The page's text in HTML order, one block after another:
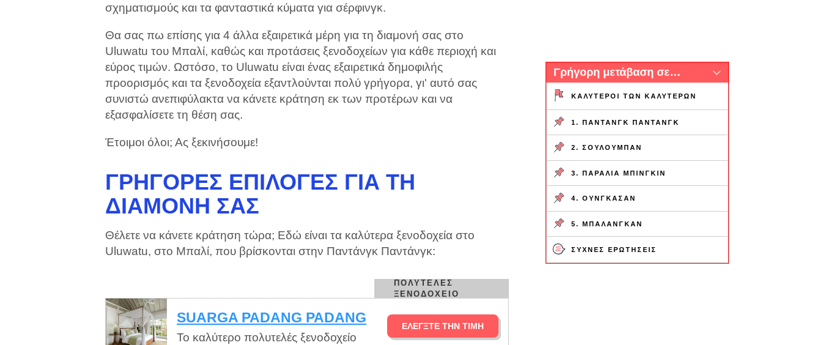
σχηματισμούς και τα φανταστικά κύματα για σέρφινγκ.
Θα σας πω επίσης για 4 άλλα εξαιρετικά μέρη για τη διαμονή σας στο
Uluwatu του Μπαλί, καθώς και προτάσεις ξενοδοχείων για κάθε περιοχή και
εύρος τιμών. Ωστόσο, το Uluwatu είναι ένας εξαιρετικά δημοφιλής
προορισμός και τα ξενοδοχεία εξαντλούνται πολύ γρήγορα, γι' αυτό σας
συνιστώ ανεπιφύλακτα να κάνετε κράτηση εκ των προτέρων και να
εξασφαλίσετε τη θέση σας.
Έτοιμοι όλοι; Ας ξεκινήσουμε!
ΓΡΉΓΟΡΕΣ ΕΠΙΛΟΓΈΣ ΓΙΑ ΤΗ
ΔΙΑΜΟΝΉ ΣΑΣ
Θέλετε να κάνετε κράτηση τώρα; Εδώ είναι τα καλύτερα ξενοδοχεία στο
Uluwatu, στο Μπαλί, που βρίσκονται στην Παντάνγκ Παντάνγκ:
ΠΟΛΥΤΕΛΈΣ
ΞΕΝΟΔΟΧΕΊΟ
SUARGA PADANG PADANG
Το καλύτερο πολυτελές ξενοδοχείο
ΕΛΈΓΞΤΕ ΤΗΝ ΤΙΜΉ
Γρήγορη μετάβαση σε…
ΚΑΛΎΤΕΡΟΙ ΤΩΝ ΚΑΛΎΤΕΡΩΝ
1. ΠΑΝΤΆΝΓΚ ΠΑΝΤΆΝΓΚ
2. ΣΟΥΛΟΥΜΠΆΝ
3. ΠΑΡΑΛΊΑ ΜΠΊΝΓΚΙΝ
4. ΟΥΝΓΚΑΣΆΝ
5. ΜΠΑΛΑΝΓΚΆΝ
ΣΥΧΝΈΣ ΕΡΩΤΉΣΕΙΣ